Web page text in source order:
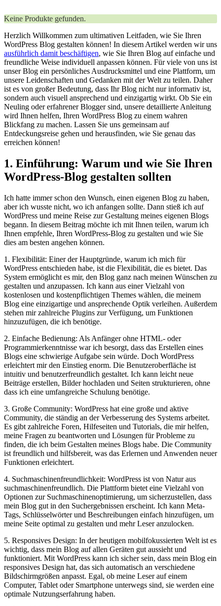
Keine Produkte gefunden.
Herzlich Willkommen zum ultimativen Leitfaden, wie Sie Ihren
WordPress Blog gestalten können! In diesem Artikel werden wir uns
ausführlich damit beschäftigen, wie Sie Ihren Blog auf einfache und
freundliche Weise individuell anpassen können. Für viele von uns ist
unser Blog ein persönliches Ausdrucksmittel und eine Plattform, um
unsere Leidenschaften und Gedanken mit der Welt zu teilen. Daher
ist es von großer Bedeutung, dass Ihr Blog nicht nur informativ ist,
sondern auch visuell ansprechend und einzigartig wirkt. Ob Sie ein
Neuling oder erfahrener Blogger sind, unsere detaillierte Anleitung
wird Ihnen helfen, Ihren WordPress Blog zu einem wahren
Blickfang zu machen. Lassen Sie uns gemeinsam auf
Entdeckungsreise gehen und herausfinden, wie Sie genau das
erreichen können!
1. Einführung: Warum und wie Sie Ihren
WordPress-Blog gestalten sollten
Ich hatte immer schon den Wunsch, einen eigenen Blog zu haben,
aber ich wusste nicht, wo ich anfangen sollte. Dann stieß ich auf
WordPress und meine Reise zur Gestaltung meines eigenen Blogs
begann. In diesem Beitrag möchte ich mit Ihnen teilen, warum ich
Ihnen empfehle, Ihren WordPress-Blog zu gestalten und wie Sie
dies am besten angehen können.
1. Flexibilität: Einer der Hauptgründe, warum ich mich für
WordPress entschieden habe, ist die Flexibilität, die es bietet. Das
System ermöglicht es mir, den Blog ganz nach meinen Wünschen zu
gestalten und anzupassen. Ich kann aus einer Vielzahl von
kostenlosen und kostenpflichtigen Themes wählen, die meinem
Blog eine einzigartige und ansprechende Optik verleihen. Außerdem
stehen mir zahlreiche Plugins zur Verfügung, um Funktionen
hinzuzufügen, die ich benötige.
2. Einfache Bedienung: Als Anfänger ohne HTML- oder
Programmierkenntnisse war ich besorgt, dass das Erstellen eines
Blogs eine schwierige Aufgabe sein würde. Doch WordPress
erleichtert mir den Einstieg enorm. Die Benutzeroberfläche ist
intuitiv und benutzerfreundlich gestaltet. Ich kann leicht neue
Beiträge erstellen, Bilder hochladen und Seiten strukturieren, ohne
dass ich eine umfangreiche Schulung benötige.
3. Große Community: WordPress hat eine große und aktive
Community, die ständig an der Verbesserung des Systems arbeitet.
Es gibt zahlreiche Foren, Hilfeseiten und Tutorials, die mir helfen,
meine Fragen zu beantworten und Lösungen für Probleme zu
finden, die ich beim Gestalten meines Blogs habe. Die Community
ist freundlich und hilfsbereit, was das Erlernen und Anwenden neuer
Funktionen erleichtert.
4. Suchmaschinenfreundlichkeit: WordPress ist von Natur aus
suchmaschinenfreundlich. Die Plattform bietet eine Vielzahl von
Optionen zur Suchmaschinenoptimierung, um sicherzustellen, dass
mein Blog gut in den Suchergebnissen erscheint. Ich kann Meta-
Tags, Schlüsselwörter und Beschreibungen einfach hinzufügen, um
meine Seite optimal zu gestalten und mehr Leser anzulocken.
5. Responsives Design: In der heutigen mobilfokussierten Welt ist es
wichtig, dass mein Blog auf allen Geräten gut aussieht und
funktioniert. Mit WordPress kann ich sicher sein, dass mein Blog ein
responsives Design hat, das sich automatisch an verschiedene
Bildschirmgrößen anpasst. Egal, ob meine Leser auf einem
Computer, Tablet oder Smartphone unterwegs sind, sie werden eine
optimale Nutzungserfahrung haben.